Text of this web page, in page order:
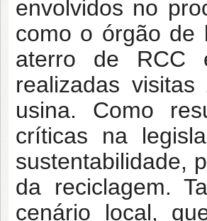
envolvidos no
como o órgão de
aterro de RCC
realizadas visitas
usina. Como
críticas na
sustentabilidade,
da reciclagem.
cenário local,